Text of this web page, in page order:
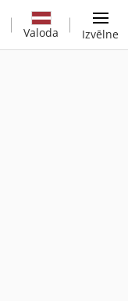
Valoda Izvēlne